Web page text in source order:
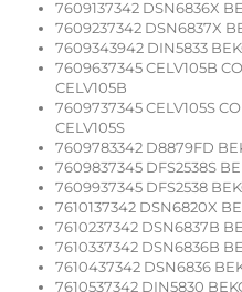
7609137342 DSN6836X
7609237342 DSN6837X
7609343942 DIN5833
7609637345 CELV105B
CELV105B
7609737345 CELV105S
CELV105S
7609783342 D8879FD
7609837345 DFS2538S
7609937345 DFS2538
7610137342 DSN6820X
7610237342 DSN6837B
7610337342 DSN6836B
7610437342 DSN6836
7610537342 DIN5830